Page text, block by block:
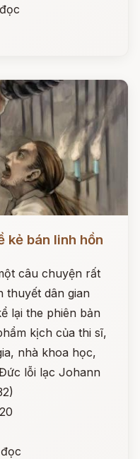
kẻ bán linh hồn
câu chuyện rất
thuyết dân gian
lại the phiên bản
kịch của thi sĩ,
nhà khoa học,
lỗi lạc Johann